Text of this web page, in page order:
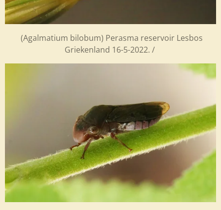
(Agalmatium bilobum) Perasma reservoir Lesbos
Griekenland 16-5-2022. /